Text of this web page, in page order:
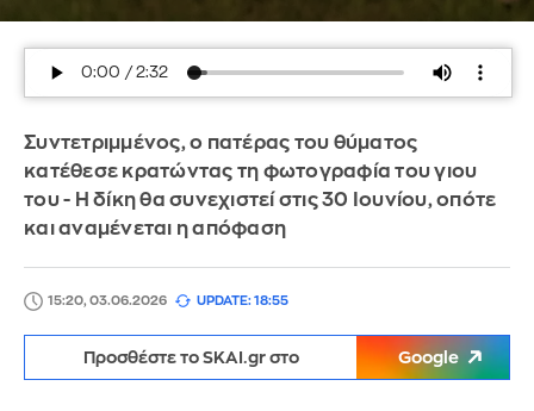
Συντετριμμένος, ο πατέρας του θύματος
κατέθεσε κρατώντας τη φωτογραφία του γιου
του - Η δίκη θα συνεχιστεί στις 30 Ιουνίου, οπότε
και αναμένεται η απόφαση
15:20, 03.06.2026 UPDATE: 18:55
Προσθέστε το SKAI.gr στο Google